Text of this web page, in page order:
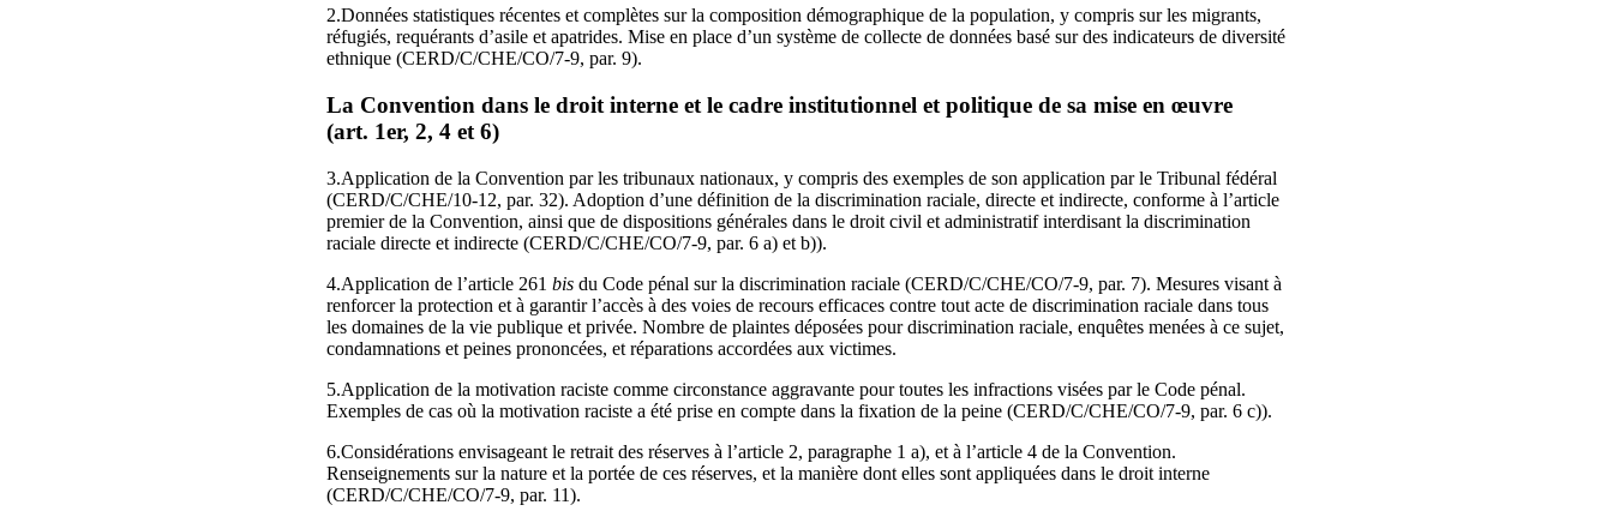
2.Données statistiques récentes et complètes sur la composition démographique de la population, y compris sur les migrants,
réfugiés, requérants d’asile et apatrides. Mise en place d’un système de collecte de données basé sur des indicateurs de diversité
ethnique (CERD/C/CHE/CO/7-9, par. 9).
La Convention dans le droit interne et le cadre institutionnel et politique de sa mise en œuvre
(art. 1er, 2, 4 et 6)
3.Application de la Convention par les tribunaux nationaux, y compris des exemples de son application par le Tribunal fédéral
(CERD/C/CHE/10-12, par. 32). Adoption d’une définition de la discrimination raciale, directe et indirecte, conforme à l’article
premier de la Convention, ainsi que de dispositions générales dans le droit civil et administratif interdisant la discrimination
raciale directe et indirecte (CERD/C/CHE/CO/7-9, par. 6 a) et b)).
4.Application de l’article 261 bis du Code pénal sur la discrimination raciale (CERD/C/CHE/CO/7-9, par. 7). Mesures visant à
renforcer la protection et à garantir l’accès à des voies de recours efficaces contre tout acte de discrimination raciale dans tous
les domaines de la vie publique et privée. Nombre de plaintes déposées pour discrimination raciale, enquêtes menées à ce sujet,
condamnations et peines prononcées, et réparations accordées aux victimes.
5.Application de la motivation raciste comme circonstance aggravante pour toutes les infractions visées par le Code pénal.
Exemples de cas où la motivation raciste a été prise en compte dans la fixation de la peine (CERD/C/CHE/CO/7-9, par. 6 c)).
6.Considérations envisageant le retrait des réserves à l’article 2, paragraphe 1 a), et à l’article 4 de la Convention.
Renseignements sur la nature et la portée de ces réserves, et la manière dont elles sont appliquées dans le droit interne
(CERD/C/CHE/CO/7-9, par. 11).